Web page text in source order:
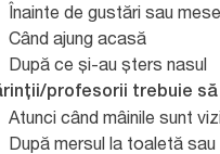
Înainte de gustări sau mese
Când ajung acasă
După ce și-au șters nasul
profesorii trebuie
Atunci când mâinile sunt
După mersul la toaletă